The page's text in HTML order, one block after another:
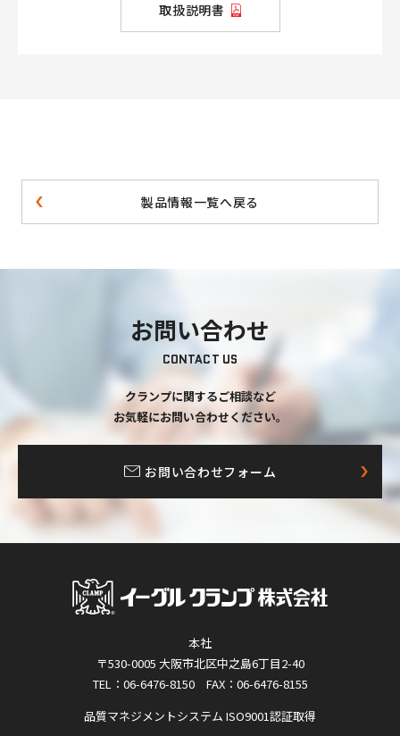
取扱説明書
製品情報一覧へ戻る
お問い合わせ
CONTACT US
クランプに関するご相談など
お気軽にお問い合わせください。
お問い合わせフォーム
本社
〒530-0005 大阪市北区中之島6丁目2-40
TEL：06-6476-8150 FAX：06-6476-8155
品質マネジメントシステム ISO9001認証取得